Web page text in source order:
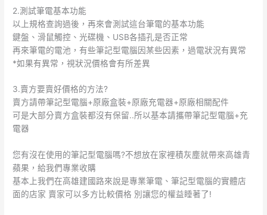
2.測試筆電基本功能
以上規格查詢過後，再來會測試這台筆電的基本功能
鍵盤、滑鼠觸控、光碟機、USB各插孔是否正常
再來筆電的電池，有些筆記型電腦因某些因素，過電狀況有異常
*如果有異常，視狀況價格會有所差異
3.賣方要賣好價格的方法?
賣方請帶筆記型電腦+原廠盒裝+原廠充電器+原廠相關配件
可是大部分賣方盒裝都沒有保留..所以基本請攜帶筆記型電腦+充
電器
您有沒在使用的筆記型電腦嗎?不想放在家裡積灰塵就帶來高雄青
蘋果，給我們專業收購
基本上我們在高雄建國路來說是專業筆電、筆記型電腦的實體店
面的店家 賣家可以多方比較價格 別讓您的權益睡著了!